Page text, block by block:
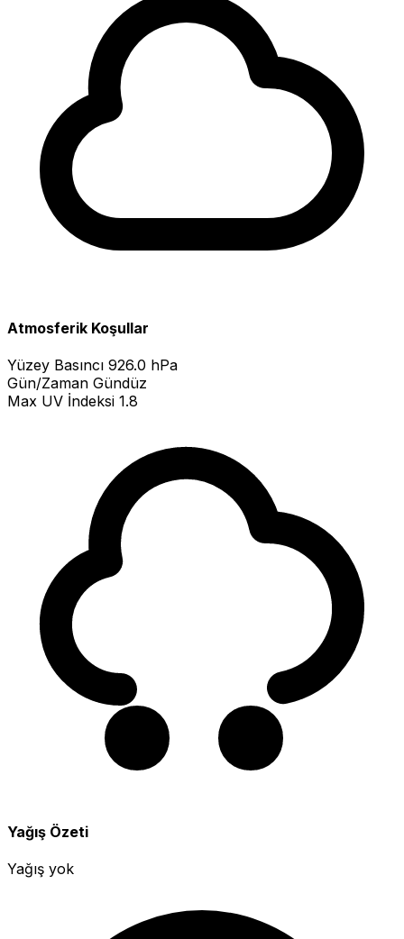
Atmosferik Koşullar
Yüzey Basıncı 926.0 hPa
Gün/Zaman Gündüz
Max UV İndeksi 1.8
Yağış Özeti
Yağış yok